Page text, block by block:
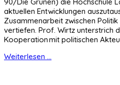
aktuellen Entwicklungen
Zusammenarbeit zwischen Politik
vertiefen. Prof. Wirtz unterstrich
Kooperation mit politischen
Weiterlesen ...